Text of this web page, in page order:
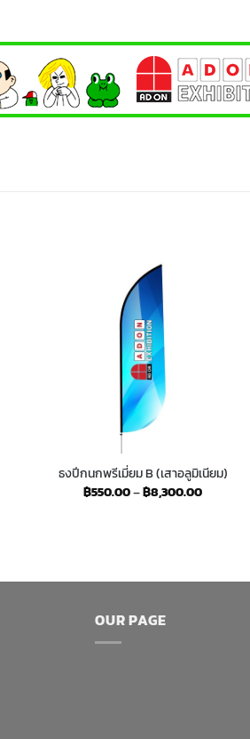
ธงปีกนกพรีเมี่ยม B (เสาอลูมิเนียม)
฿550.00–฿8,300.00Price
OUR PAGE